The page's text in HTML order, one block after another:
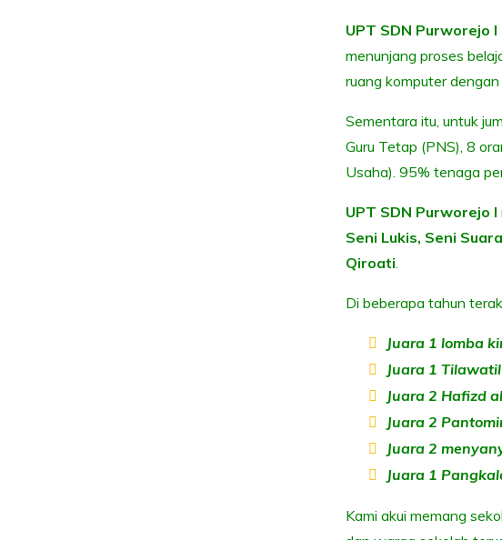
UPT SDN Purworejo I
menunjang proses
ruang komputer
Sementara itu, untuk
Guru Tetap (PNS), 8
Usaha). 95% tenaga
UPT SDN Purworejo I
Seni Lukis, Seni
Qiroati.
Di beberapa tahun
Juara 1 lomba
Juara 1 Tilawatil
Juara 2 Hafizd
Juara 2
Juara 2
Juara 1
Kami akui memang